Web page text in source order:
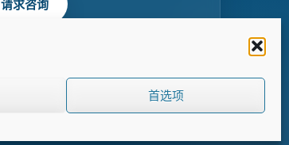
首选项
请求咨询